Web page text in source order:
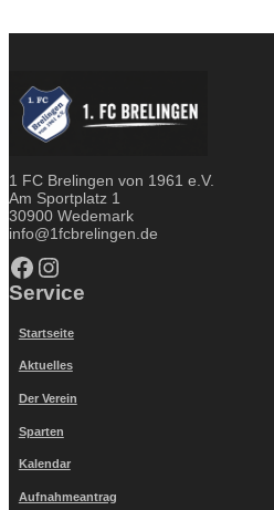
1 FC Brelingen von 1961 e.V.
Am Sportplatz 1
30900 Wedemark
info@1fcbrelingen.de
Facebook Instagram
Service
Startseite
Aktuelles
Der Verein
Sparten
Kalendar
Aufnahmeantrag